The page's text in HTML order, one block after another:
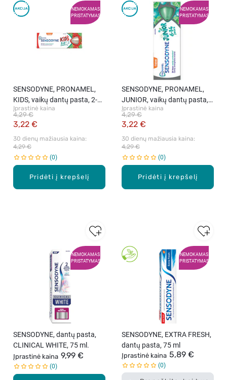
NEMOKAMAS
PRISTATYMAS
Pridėti į krepšelį
SENSODYNE, PRONAMEL,
KIDS, vaikų dantų pasta, 2-
6m, 50 ml.
Įprastinė kaina
3,22 €
4,29 €
30 dienų mažiausia kaina:
4,29 €
0
NEMOKAMAS
PRISTATYMAS
Pridėti į krepšelį
SENSODYNE, PRONAMEL,
JUNIOR, vaikų dantų pasta,
6-12m, 50 ml.
Įprastinė kaina
3,22 €
4,29 €
30 dienų mažiausia kaina:
4,29 €
0
NEMOKAMAS
PRISTATYMAS
SENSODYNE, dantų pasta,
CLINICAL WHITE, 75 ml.
Įprastinė kaina 9,99 €
0
NEMOKAMAS
PRISTATYMAS
SENSODYNE, EXTRA FRESH,
dantų pasta, 75 ml
Įprastinė kaina 5,89 €
0